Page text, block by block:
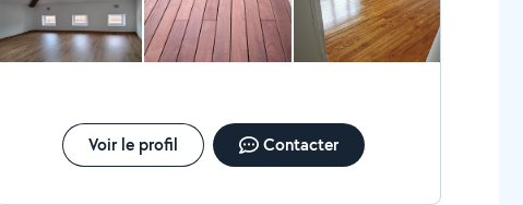
Voir le profil Contacter